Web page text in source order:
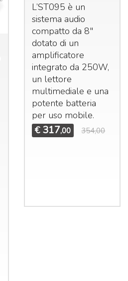
L’ST095 è un
sistema audio
compatto da 8"
dotato di un
amplificatore
integrato da 250W,
un lettore
multimediale e una
potente batteria
per uso mobile.
€ 317,00 354,00